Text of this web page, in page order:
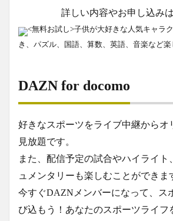
詳しい内容やお申し込み
<無料お試し>子供が大好きな人気キャラ
き、パズル、国語、算数、英語、音楽など
DAZN for docomo
好きなスポーツをライブ中継からオ
見放題です。
また、配信予定の試合やハイライト
ュメンタリーも楽しむことができま
今すぐDAZNメンバーになって、ス
び込もう！あなたのスポーツライ